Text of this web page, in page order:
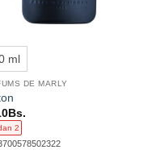
ml
DE MARLY
Bs.
2